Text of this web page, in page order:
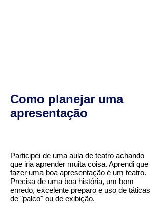
Como planejar uma
apresentação
Participei de uma aula de teatro achando
que iria aprender muita coisa. Aprendi que
fazer uma boa apresentação é um teatro.
Precisa de uma boa história, um bom
enredo, excelente preparo e uso de táticas
de "palco" ou de exibição.